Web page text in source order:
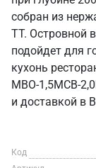
собран из
ТТ. Островной
подойдет для
кухонь
МВО-1,5МСВ-
и доставкой в
Код